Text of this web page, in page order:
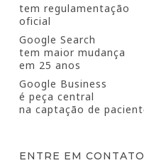
tem regulamentação
oficial
Google Search
tem maior mudança
em 25 anos
Google Business
é peça central
na captação de
ENTRE EM CONTATO